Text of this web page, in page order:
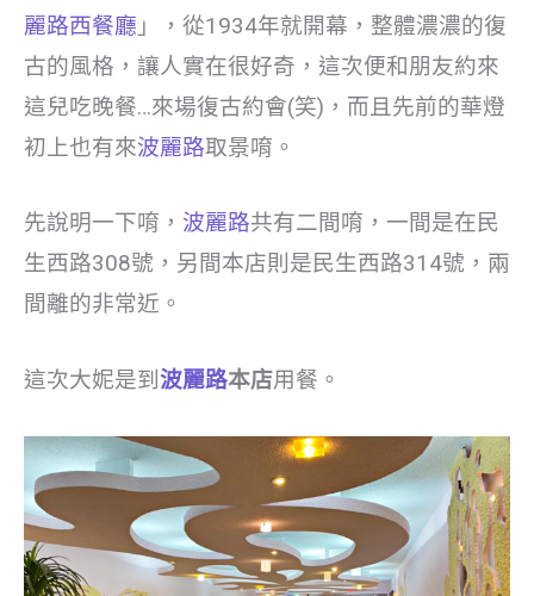
麗路西餐廳 」，從1934年就開幕，整體濃濃的復
古的風格，讓人實在很好奇，這次便和朋友約來
這兒吃晚餐…來場復古約會(笑)，而且先前的華燈
初上也有來波麗路取景唷。
先說明一下唷， 波麗路共有二間唷，一間是在民
生西路308號，另間本店則是民生西路314號，兩
間離的非常近。
這次大妮是到 波麗路本店用餐。